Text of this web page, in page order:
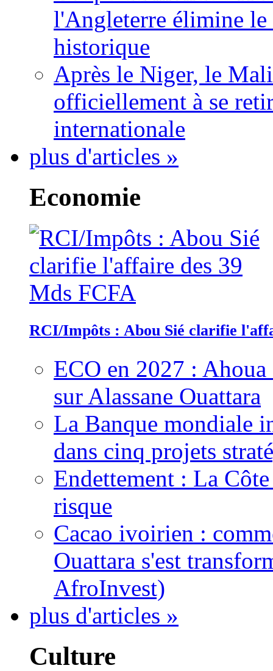
l'Angleterre élimine
historique
Après le Niger, le
officiellement à se
internationale
plus d'articles »
Economie
RCI/Impôts : Abou Sié clarifie
ECO en 2027 :
sur Alassane Ouattara
La Banque mondiale
dans cinq projets
Endettement : La
risque
Cacao ivoirien :
Ouattara s'est
AfroInvest)
plus d'articles »
Culture